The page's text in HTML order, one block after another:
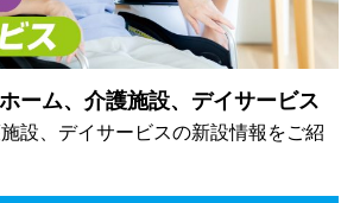
ーム、介護施設、デイサービス
設、デイサービスの新設情報をご紹